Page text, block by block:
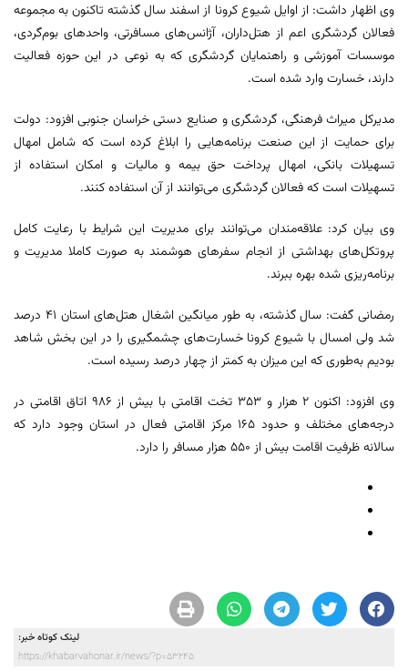
وی اظهار داشت: از اوایل شیوع کرونا از اسفند سال گذشته تاکنون به مجموعه
فعالان گردشگری اعم از هتل‌داران، آژانس‌های مسافرتی، واحدهای بوم‌گردی،
موسسات آموزشی و راهنمایان گردشگری که به نوعی در این حوزه فعالیت
دارند، خسارت وارد شده است.
مدیرکل میراث‌ فرهنگی، گردشگری و صنایع‌ دستی خراسان جنوبی افزود: دولت
برای حمایت از این صنعت برنامه‌هایی را ابلاغ کرده است که شامل امهال
تسهیلات بانکی، امهال پرداخت حق بیمه و مالیات و امکان استفاده از
تسهیلات است که فعالان گردشگری می‌توانند از آن استفاده کنند.
وی بیان کرد: علاقه‌مندان می‌توانند برای مدیریت این شرایط با رعایت کامل
پروتکل‌های بهداشتی از انجام سفرهای هوشمند به صورت کاملا مدیریت‌ و
برنامه‌ریزی شده بهره ببرند.
رمضانی گفت: سال گذشته، به طور میانگین اشغال هتل‌های استان ۴۱ درصد
شد ولی امسال با شیوع کرونا خسارت‌های چشمگیری را در این بخش شاهد
بودیم به‌طوری که این میزان به کمتر از چهار درصد رسیده است.
وی افزود: اکنون ۲ هزار و ۳۵۳ تخت اقامتی با بیش از ۹۸۶ اتاق اقامتی در
درجه‌های مختلف و حدود ۱۶۵ مرکز اقامتی فعال در استان وجود دارد که
سالانه ظرفیت اقامت بیش از ۵۵۰ هزار مسافر را دارد.
لینک کوتاه خبر:
https://khabarvahonar.ir/news/?p=53245